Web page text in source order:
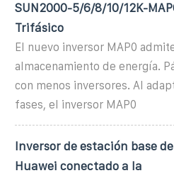
SUN2000-5/6/8/10/12K-
Trifásico
El nuevo inversor MAP0
almacenamiento de energía.
con menos inversores. Al
fases, el inversor MAP0
Inversor de estación base
Huawei conectado a la